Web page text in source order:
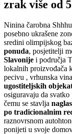
zrak više od
Ninina čarobna
posebno ukrašene
sredini olimpijskog
ponuda, posjetitelji
Slavonije i područja
lokalnih proizvođača
pecivu , vrhunska
ugostiteljskih
osiguravaju da
čemu se stavlja
po tradicionalnim
raznovrsnom
ponijeti u svoje